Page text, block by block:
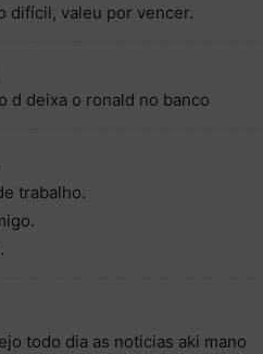
difícil, valeu por vencer.
d deixa o ronald no banco
trabalho.
todo dia as noticias aki mano